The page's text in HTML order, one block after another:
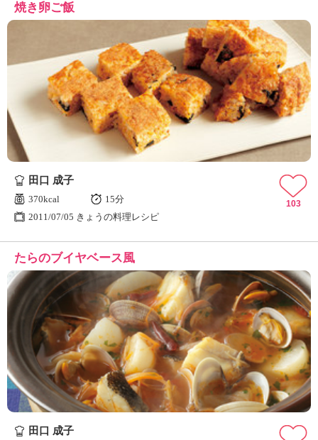
焼き卵ご飯
田口 成子
370kcal
15分
2011/07/05 きょうの料理レシピ
103
たらのブイヤベース風
田口 成子